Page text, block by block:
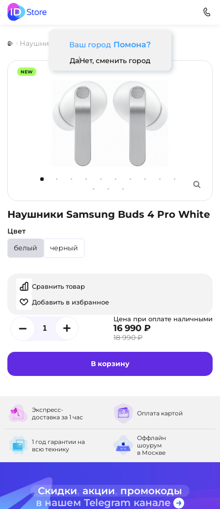
Ваш город Помона?
ДаНет, сменить город
Наушники Samsung Galaxy Buds 4 Pro
NEW
Наушники Samsung Buds 4 Pro White
Цвет
белый
черный
Сравнить товар
Добавить в избранное
Цена при оплате наличными
16 990 ₽
18 990 ₽
В корзину
Экспресс-
доставка за 1 час Оплата картой
1 год гарантии на
всю технику
Оффлайн
шоурум
в Москве
Скидки, акции, промокоды
в нашем Telegram канале